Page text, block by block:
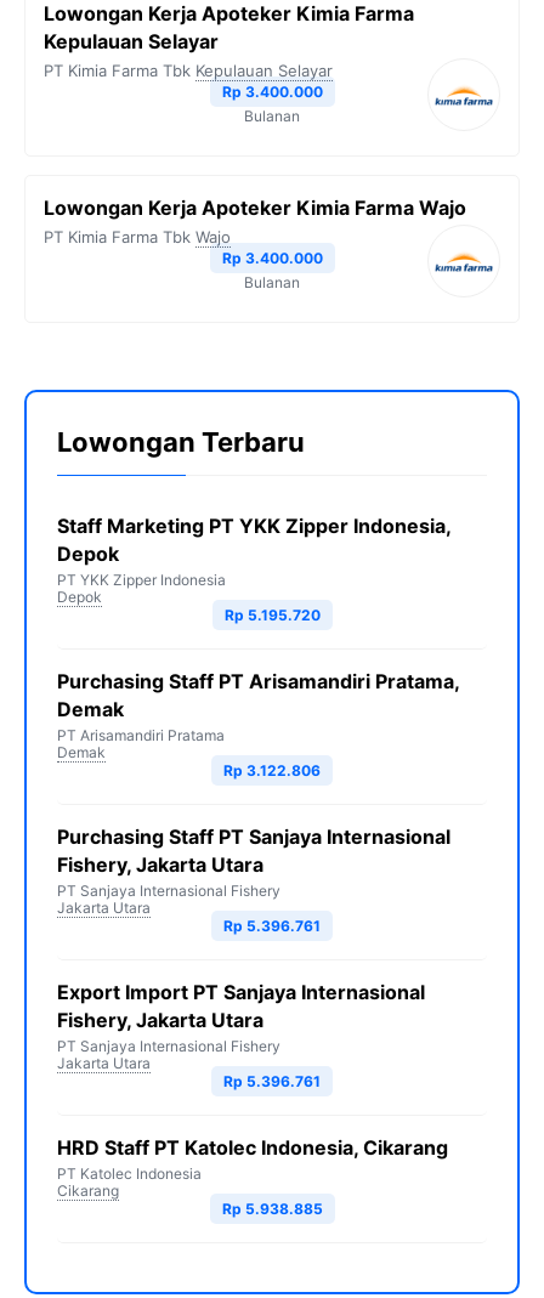
Lowongan Kerja Apoteker Kimia Farma
Kepulauan Selayar
PT Kimia Farma Tbk Kepulauan Selayar
Rp 3.400.000
Bulanan
Lowongan Kerja Apoteker Kimia Farma Wajo
PT Kimia Farma Tbk Wajo
Rp 3.400.000
Bulanan
Lowongan Terbaru
Staff Marketing PT YKK Zipper Indonesia,
Depok
PT YKK Zipper Indonesia
Depok
Rp 5.195.720
Purchasing Staff PT Arisamandiri Pratama,
Demak
PT Arisamandiri Pratama
Demak
Rp 3.122.806
Purchasing Staff PT Sanjaya Internasional
Fishery, Jakarta Utara
PT Sanjaya Internasional Fishery
Jakarta Utara
Rp 5.396.761
Export Import PT Sanjaya Internasional
Fishery, Jakarta Utara
PT Sanjaya Internasional Fishery
Jakarta Utara
Rp 5.396.761
HRD Staff PT Katolec Indonesia, Cikarang
PT Katolec Indonesia
Cikarang
Rp 5.938.885